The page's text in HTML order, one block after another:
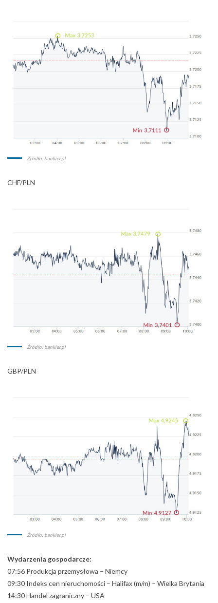
Źródło: bankier.pl
CHF/PLN
Źródło: bankier.pl
GBP/PLN
Źródło: bankier.pl
Wydarzenia gospodarcze:
07:56 Produkcja przemysłowa – Niemcy
09:30 Indeks cen nieruchomości – Halifax (m/m) – Wielka Brytania
14:30 Handel zagraniczny – USA